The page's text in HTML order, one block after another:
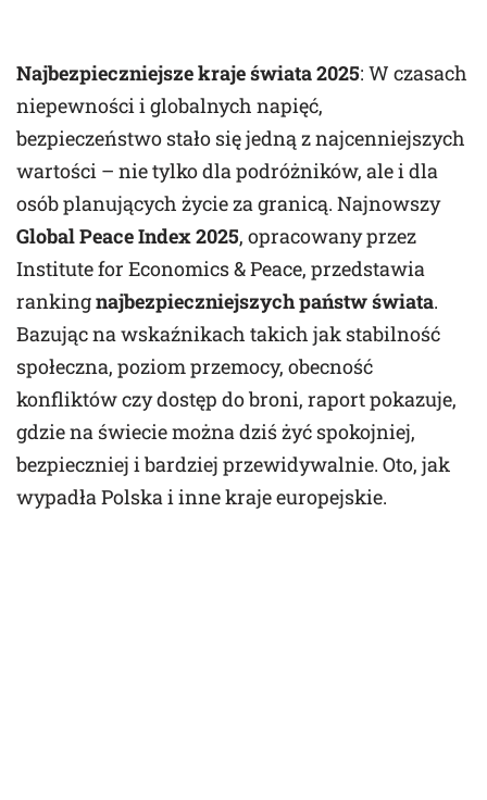
Najbezpieczniejsze kraje świata 2025: W czasach
niepewności i globalnych napięć,
bezpieczeństwo stało się jedną z najcenniejszych
wartości – nie tylko dla podróżników, ale i dla
osób planujących życie za granicą. Najnowszy
Global Peace Index 2025, opracowany przez
Institute for Economics & Peace, przedstawia
rankingnajbezpieczniejszych państw świata.
Bazując na wskaźnikach takich jak stabilność
społeczna, poziom przemocy, obecność
konfliktów czy dostęp do broni, raport pokazuje,
gdzie na świecie można dziś żyć spokojniej,
bezpieczniej i bardziej przewidywalnie. Oto, jak
wypadła Polska i inne kraje europejskie.